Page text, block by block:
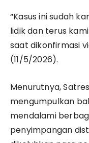
“Kasus ini sudah
lidik dan terus
saat dikonfirmasi
(11/5/2026).
Menurutnya,
mengumpulkan
mendalami
penyimpangan